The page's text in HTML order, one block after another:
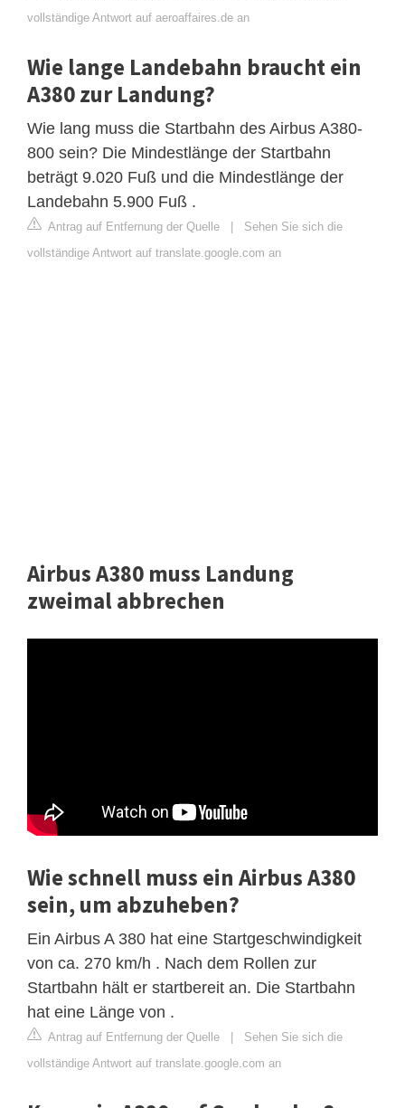
vollständige Antwort auf aeroaffaires.de an
Wie lange Landebahn braucht ein
A380 zur Landung?
Wie lang muss die Startbahn des Airbus A380-
800 sein? Die Mindestlänge der Startbahn
beträgt 9.020 Fuß und die Mindestlänge der
Landebahn 5.900 Fuß .
Antrag auf Entfernung der Quelle
Sehen Sie sich die
vollständige Antwort auf translate.google.com an
Airbus A380 muss Landung
zweimal abbrechen
Wie schnell muss ein Airbus A380
sein, um abzuheben?
Ein Airbus A 380 hat eine Startgeschwindigkeit
von ca. 270 km/h . Nach dem Rollen zur
Startbahn hält er startbereit an. Die Startbahn
hat eine Länge von .
Antrag auf Entfernung der Quelle | Sehen Sie sich die
vollständige Antwort auf translate.google.com an